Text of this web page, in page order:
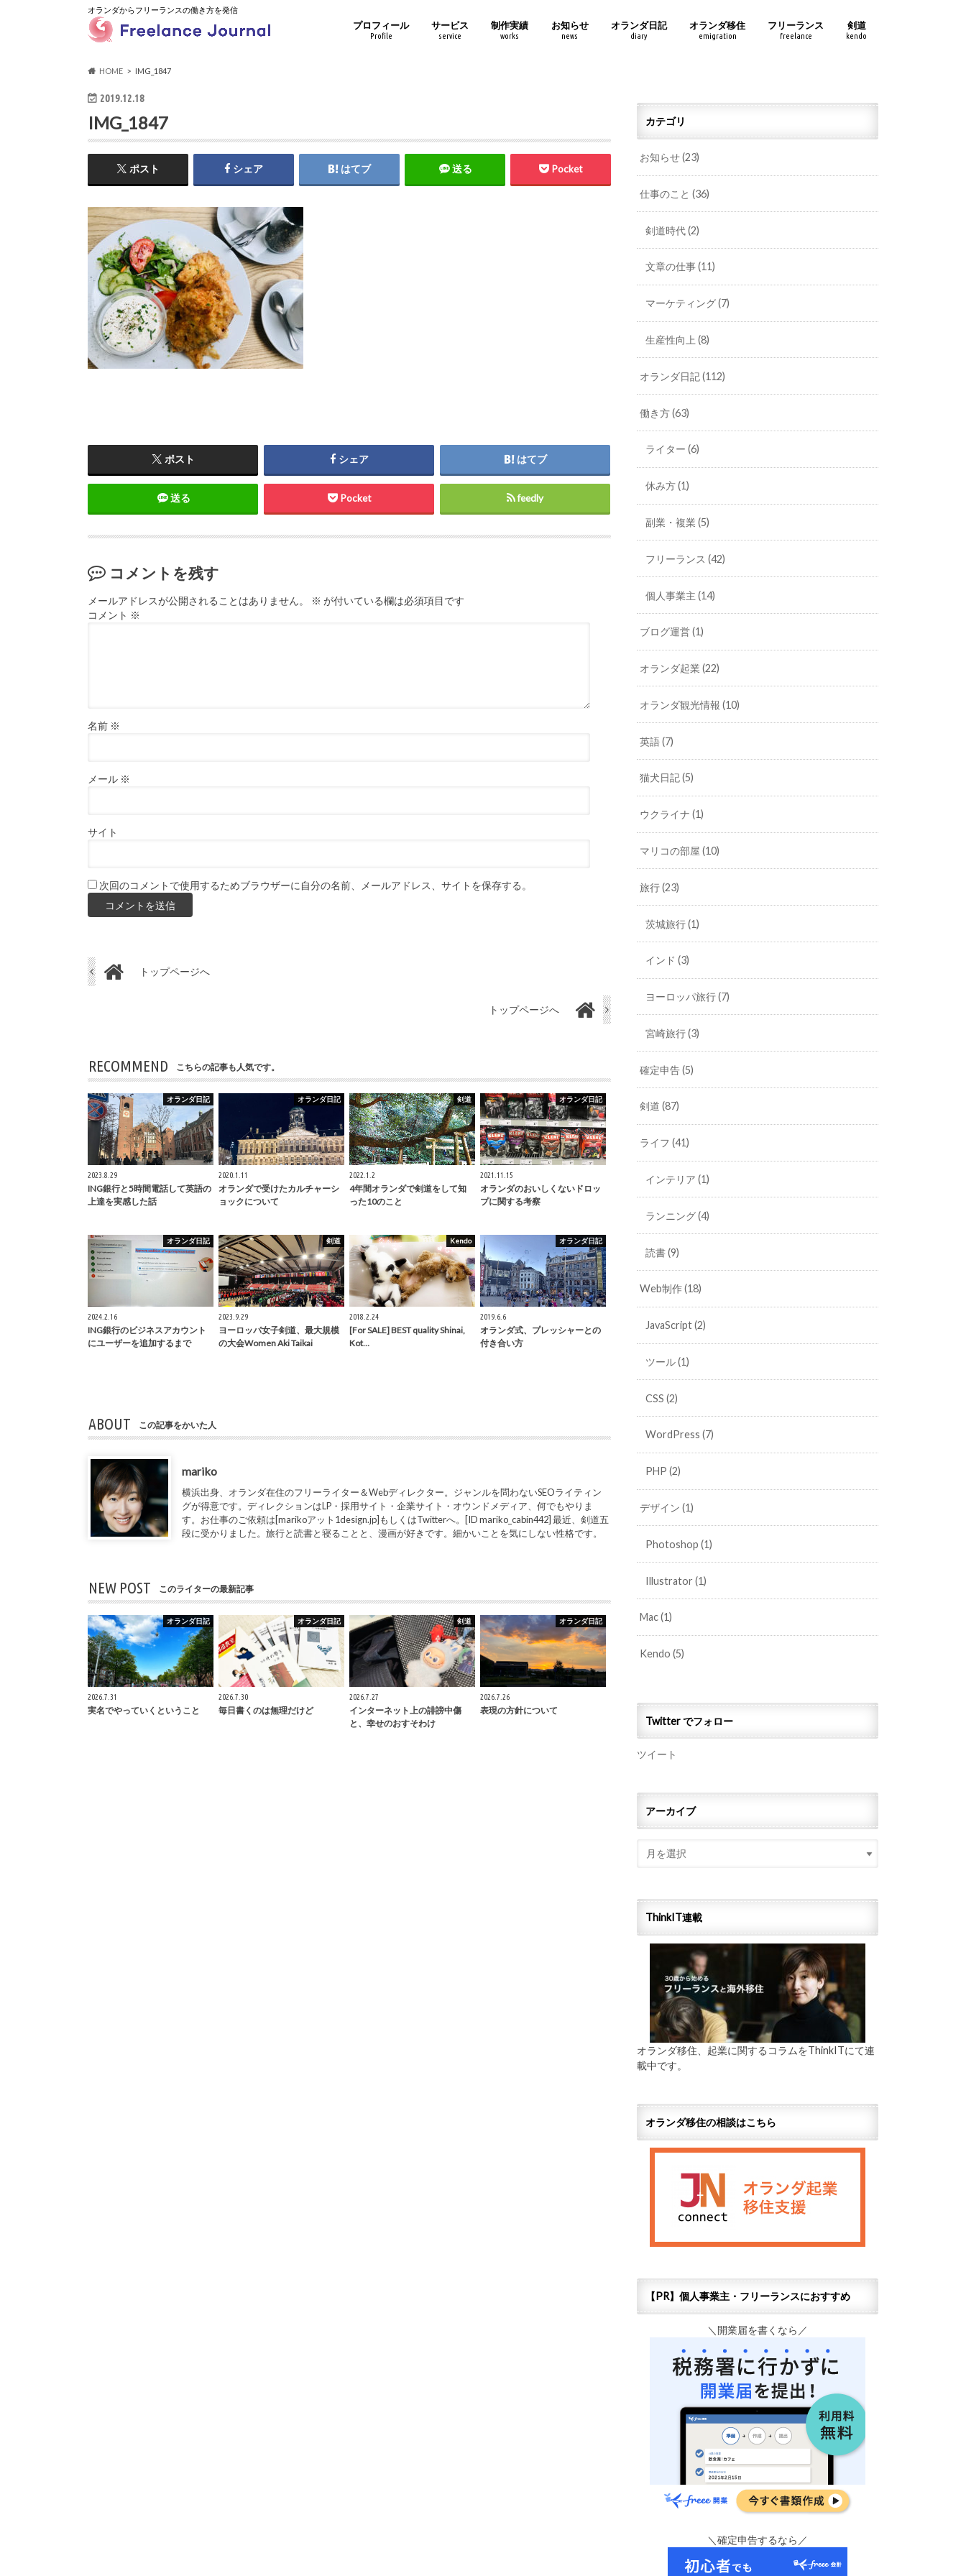
オランダからフリーランスの働き方を発信
プロフィール
Profile
サービス
service
制作実績
works
お知らせ
news
オランダ日記
diary
オランダ移住
emigration
フリーランス
freelance
剣道
kendo
HOME IMG_1847
2019.12.18
IMG_1847
ポスト シェア はてブ 送る Pocket
ポスト シェア はてブ
送る Pocket feedly
コメントを残す
メールアドレスが公開されることはありません。 ※ が付いている欄は必須項目です
コメント ※
名前 ※
メール ※
サイト
次回のコメントで使用するためブラウザーに自分の名前、メールアドレス、サイトを保存する。
トップページへ
トップページへ
RECOMMEND こちらの記事も人気です。
オランダ日記
2023.8.29
ING銀行と5時間電話して英語の
上達を実感した話
オランダ日記
2020.1.11
オランダで受けたカルチャーシ
ョックについて
剣道
2022.1.2
4年間オランダで剣道をして知
った10のこと
オランダ日記
2021.11.15
オランダのおいしくないドロッ
プに関する考察
オランダ日記
2024.2.16
ING銀行のビジネスアカウント
にユーザーを追加するまで
剣道
2023.9.29
ヨーロッパ女子剣道、最大規模
の大会Women Aki Taikai
Kendo
2018.2.24
[For SALE] BEST quality Shinai,
Kot…
オランダ日記
2019.6.6
オランダ式、プレッシャーとの
付き合い方
ABOUT この記事をかいた人
mariko
横浜出身、オランダ在住のフリーライター＆Webディレクター。ジャンルを問わないSEOライティン
グが得意です。ディレクションはLP・採用サイト・企業サイト・オウンドメディア、何でもやりま
す。お仕事のご依頼は[marikoアット1design.jp]もしくはTwitterへ。[ID mariko_cabin442] 最近、剣道五
段に受かりました。旅行と読書と寝ることと、漫画が好きです。細かいことを気にしない性格です。
NEW POST このライターの最新記事
オランダ日記
2026.7.31
実名でやっていくということ
オランダ日記
2026.7.30
毎日書くのは無理だけど
剣道
2026.7.27
インターネット上の誹謗中傷
と、幸せのおすそわけ
オランダ日記
2026.7.26
表現の方針について
カテゴリ
お知らせ(23)
仕事のこと(36)
剣道時代(2)
文章の仕事(11)
マーケティング(7)
生産性向上 (8)
オランダ日記(112)
働き方(63)
ライター (6)
休み方(1)
副業・複業 (5)
フリーランス (42)
個人事業主 (14)
ブログ運営(1)
オランダ起業(22)
オランダ観光情報(10)
英語(7)
猫犬日記(5)
ウクライナ(1)
マリコの部屋(10)
旅行(23)
茨城旅行(1)
インド (3)
ヨーロッパ旅行(7)
宮崎旅行(3)
確定申告(5)
剣道(87)
ライフ(41)
インテリア (1)
ランニング(4)
読書(9)
Web制作(18)
JavaScript(2)
ツール(1)
CSS (2)
WordPress (7)
PHP (2)
デザイン(1)
Photoshop (1)
Illustrator (1)
Mac(1)
Kendo(5)
Twitter でフォロー
ツイート
アーカイブ
ThinkIT連載
オランダ移住、起業に関するコラムをThinkITにて連
載中です。
オランダ移住の相談はこちら
【PR】個人事業主・フリーランスにおすすめ
＼開業届を書くなら／
＼確定申告するなら／